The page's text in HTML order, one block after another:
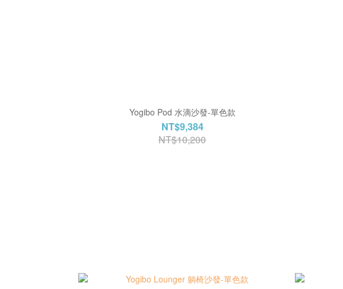
Yogibo Pod 水滴沙發-單色款
NT$9,384
NT$10,200